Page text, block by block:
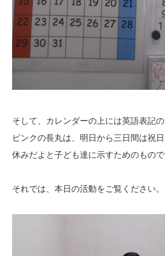
そして、カレンダーの上には英語表記
ピンクの長丸は、明日から三日間は祝
休みだよと子ども達に示すためのもので
それでは、本日の活動をご覧ください。